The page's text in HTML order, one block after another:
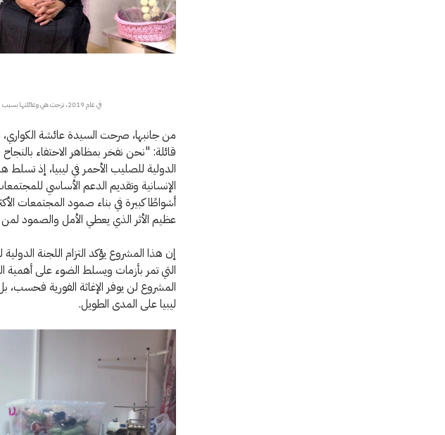
في عام 2019، نزحت هي وعائلتها بسبب النزاع المسلح، وكانت هذه فرصة لها للجوء إلى تونس واستغلال ذلك في تعلم صنع الحلويات.
من جانبها، صرحت السيدة عائشة الكواري،
قائلة: "نحن نفخر بمظاهر الاحتفاء
الدولية للصليب الأحمر في ليبيا، إذ تسلط
الإنسانية وتقديم الدعم الأساسي
أشواطًا كبيرة في بناء صمود المجتمعات
عظيم الأثر الذي يعطي الأمل والصمود لمن
إن هذا المشروع يؤكد التزام اللجنة
التي تمر بأزمات ويسلط الضوء على أهمية
المشروع لن يوفر الإغاثة الفورية فحسب،
ليبيا على المدى الطويل.